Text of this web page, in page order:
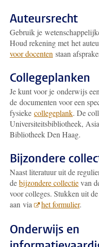
Auteursrecht
Gebruik je
Houd rekening met het
voor docenten staan
Collegeplanken
Je kunt voor je onderwijs
de documenten voor een
fysieke collegeplank. De
Universiteitsbibliotheek,
Bibliotheek Den Haag.
Bijzondere
Naast literatuur uit de
debijzondere collectievan
voor colleges. Stukken uit
aan via
het formulier.
Onderwijs en